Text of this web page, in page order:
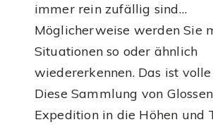
immer rein zufällig sind…
Möglicherweise werden Sie
Situationen so oder ähnlich
wiedererkennen. Das ist
Diese Sammlung von
Expedition in die Höhen und